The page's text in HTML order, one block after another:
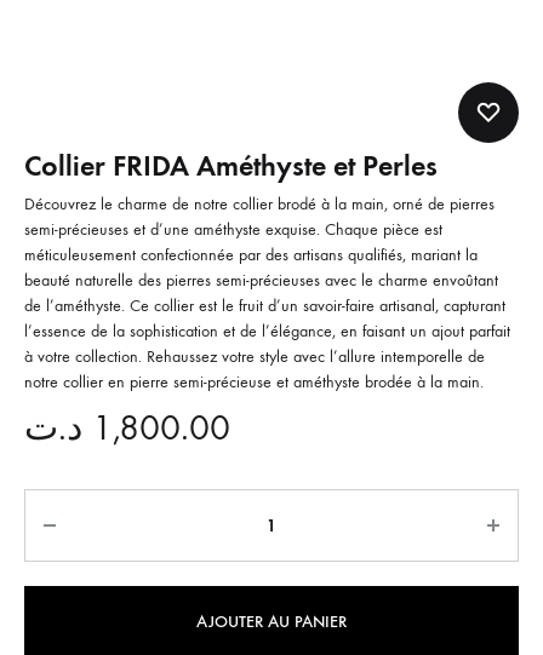
Collier FRIDA Améthyste et Perles
Découvrez le charme de notre collier brodé à la main, orné de pierres
semi-précieuses et d’une améthyste exquise. Chaque pièce est
méticuleusement confectionnée par des artisans qualifiés, mariant la
beauté naturelle des pierres semi-précieuses avec le charme envoûtant
de l’améthyste. Ce collier est le fruit d’un savoir-faire artisanal, capturant
l’essence de la sophistication et de l’élégance, en faisant un ajout parfait
à votre collection. Rehaussez votre style avec l’allure intemporelle de
notre collier en pierre semi-précieuse et améthyste brodée à la main.
1,800.00 د.ت
AJOUTER AU PANIER